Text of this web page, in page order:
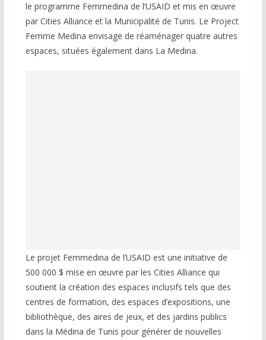
le programme Femmedina de l’USAID et mis en œuvre
par Cities Alliance et la Municipalité de Tunis. Le Project
Femme Medina envisage de réaménager quatre autres
espaces, situées également dans La Medina.
Le projet Femmedina de l’USAID est une initiative de
500 000 $ mise en œuvre par les Cities Alliance qui
soutient la création des espaces inclusifs tels que des
centres de formation, des espaces d’expositions, une
bibliothèque, des aires de jeux, et des jardins publics
dans la Médina de Tunis pour générer de nouvelles